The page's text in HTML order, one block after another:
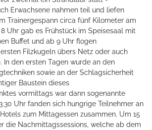
Erwachsene nahmen teil und liefen
Trainergespann circa fünf Kilometer am
Uhr gab es Frühstück im Speisesaal mit
Buffet und ab 9 Uhr flogen
Filzkugeln übers Netz oder auch
In den ersten Tagen wurde an den
sowie an der Schlagsicherheit
Baustein dieses
vormittags war dann sogenannte
Uhr fanden sich hungrige Teilnehmer an
zum Mittagessen zusammen. Um 15
die Nachmittagssessions, welche ab dem